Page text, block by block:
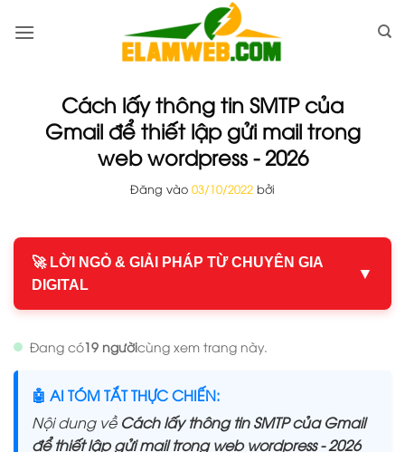
qua
Cách lấy thông tin SMTP của
Gmail để thiết lập gửi mail trong
web wordpress - 2026
Đăng vào 03/10/2022 bởi
🚀 LỜI NGỎ & GIẢI PHÁP TỪ CHUYÊN GIA
DIGITAL
▼
Đang có19 ngườicùng xem trang này.
🤖 AI TÓM TẮT THỰC CHIẾN:
Nội dung về Cách lấy thông tin SMTP của Gmail
để thiết lập gửi mail trong web wordpress - 2026